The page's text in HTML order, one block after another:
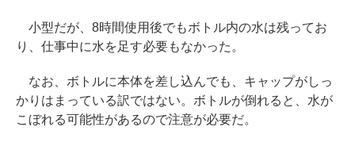
小型だが、8時間使用後でもボトル内の水は残ってお
り、仕事中に水を足す必要もなかった。
なお、ボトルに本体を差し込んでも、キャップがしっ
かりはまっている訳ではない。ボトルが倒れると、水が
こぼれる可能性があるので注意が必要だ。